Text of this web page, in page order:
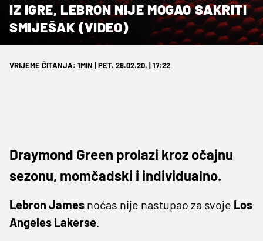
IZ IGRE, LEBRON NIJE MOGAO SAKRITI
SMIJEŠAK (VIDEO)
VRIJEME ČITANJA: 1MIN | PET. 28.02.20. | 17:22
Draymond Green prolazi kroz očajnu
sezonu, momčadski i individualno.
Lebron James noćas nije nastupao za svoje Los
Angeles Lakerse.